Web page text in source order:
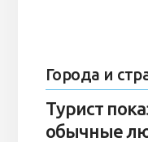
Города и
Турист
обычные